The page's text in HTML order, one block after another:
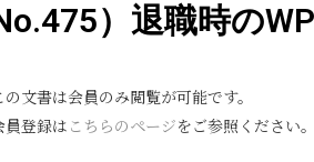
）退職時の
の文書は会員のみ閲覧が可能です。
員登録は こちらのページをご参照ください。